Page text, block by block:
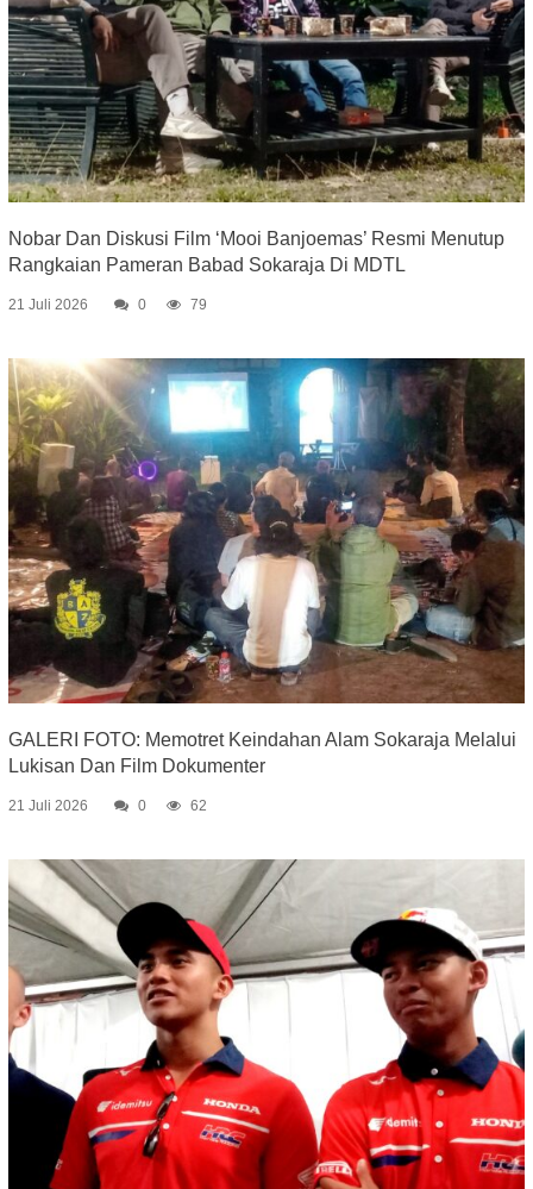
Nobar Dan Diskusi Film ‘Mooi Banjoemas’ Resmi Menutup
Rangkaian Pameran Babad Sokaraja Di MDTL
21 Juli 2026 0 79
GALERI FOTO: Memotret Keindahan Alam Sokaraja Melalui
Lukisan Dan Film Dokumenter
21 Juli 2026 0 62